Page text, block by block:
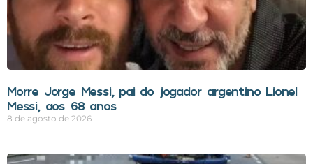
Morre Jorge Messi, pai do jogador argentino Lionel
Messi, aos 68 anos
8 de agosto de 2026